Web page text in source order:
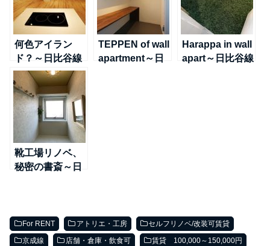
何色アイラン
ド？～日比谷線
＠南千住
TEPPEN of wall
apartment～日
Harappa in wall
apart～日比谷線
靴工場リノベ、
秘密の書斎～日
For RENT アトリエ・工房 セルフリノベ/改装可賃貸
京成線 店舗・倉庫・飲食可 賃貸 100,000～150,000円